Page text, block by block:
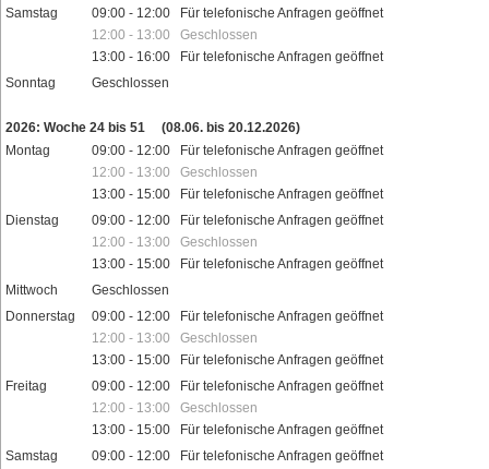
Samstag
09:00 - 12:00 Für telefonische Anfragen geöffnet
12:00 - 13:00 Geschlossen
13:00 - 16:00 Für telefonische Anfragen geöffnet
Sonntag
Geschlossen
2026: Woche 24 bis 51
(08.06. bis 20.12.2026)
Montag
09:00 - 12:00 Für telefonische Anfragen geöffnet
12:00 - 13:00 Geschlossen
13:00 - 15:00 Für telefonische Anfragen geöffnet
Dienstag
09:00 - 12:00 Für telefonische Anfragen geöffnet
12:00 - 13:00 Geschlossen
13:00 - 15:00 Für telefonische Anfragen geöffnet
Mittwoch
Geschlossen
Donnerstag
09:00 - 12:00 Für telefonische Anfragen geöffnet
12:00 - 13:00 Geschlossen
13:00 - 15:00 Für telefonische Anfragen geöffnet
Freitag
09:00 - 12:00 Für telefonische Anfragen geöffnet
12:00 - 13:00 Geschlossen
13:00 - 15:00 Für telefonische Anfragen geöffnet
Samstag
09:00 - 12:00 Für telefonische Anfragen geöffnet